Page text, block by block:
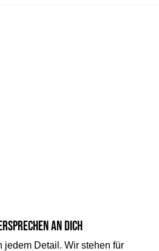
an dich
jedem Detail. Wir stehen für